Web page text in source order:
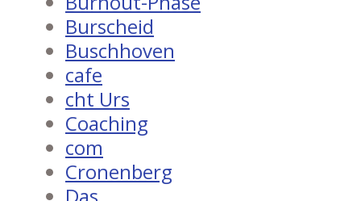
Burscheid
Buschhoven
cafe
cht Urs
Coaching
com
Cronenberg